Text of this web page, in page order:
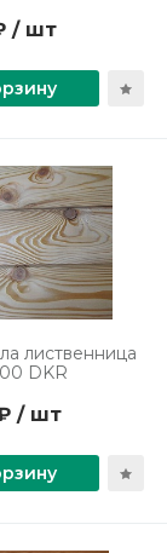
/ шт
лиственница
DKR
/ шт